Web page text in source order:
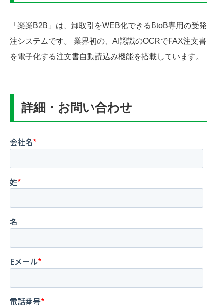
「楽楽B2B」は、卸取引をWEB化できるBtoB専用の受発
注システムです。 業界初の、AI認識のOCRでFAX注文書
を電子化する注文書自動読込み機能を搭載しています。
詳細・お問い合わせ